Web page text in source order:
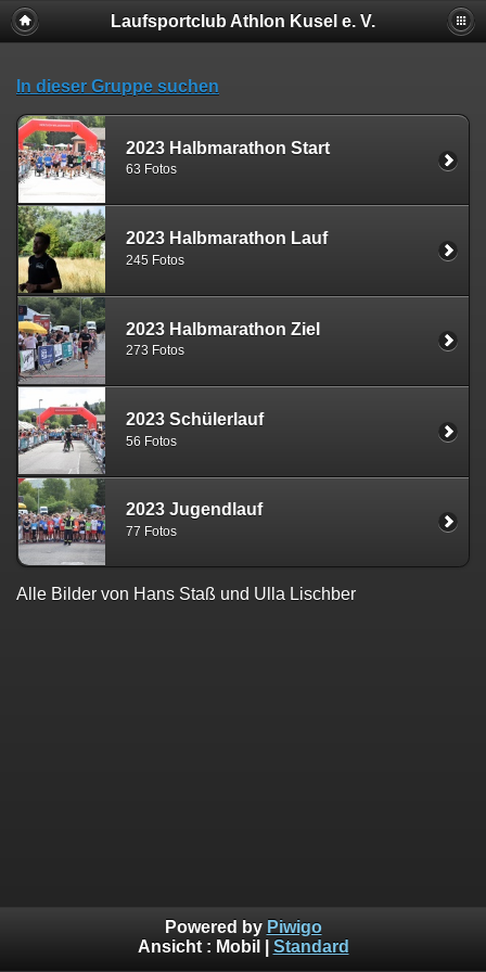
Laufsportclub Athlon Kusel e. V.
In dieser Gruppe suchen
2023 Halbmarathon Start
63 Fotos
2023 Halbmarathon Lauf
245 Fotos
2023 Halbmarathon Ziel
273 Fotos
2023 Schülerlauf
56 Fotos
2023 Jugendlauf
77 Fotos
Alle Bilder von Hans Staß und Ulla Lischber
Powered by Piwigo
Ansicht : Mobil Standard